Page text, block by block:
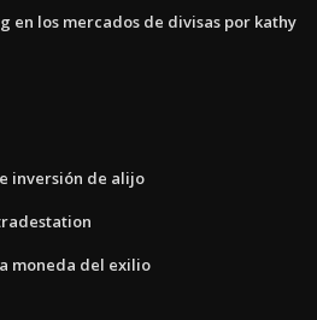
en los mercados de divisas por kathy
inversión de alijo
moneda del exilio